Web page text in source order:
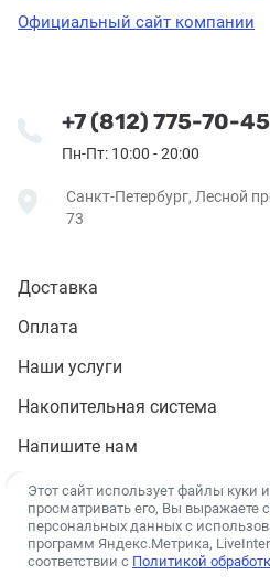
Официальный сайт компании
+7 (812) 775-70-45
Пн-Пт: 10:00 - 20:00
Санкт-Петербург, Лесной
73
Доставка
Оплата
Наши услуги
Накопительная система
Напишите нам
Контакты
Этот сайт использует файлы
просматривать его, Вы выражаете
персональных данных с
программ Яндекс.Метрика,
соответствии с Политикой